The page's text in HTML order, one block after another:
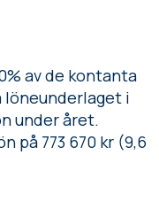
av de kontanta
löneunderlaget i
under året.
på 773 670 kr (9,6